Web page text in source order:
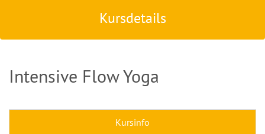
Kursdetails
Intensive Flow Yoga
Kursinfo